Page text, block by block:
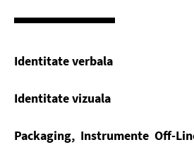
Identitate verbala
Identitate vizuala
Packaging, Instrumente Off-